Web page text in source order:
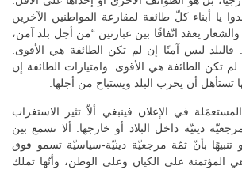
يا أبناء كلّ طائفة لمقارعة المواطنين الآخرين
يعقد اتّفاقًا بين عبارتين “من أجل بلد آمن،
ليس آمنًا إن لم تكن الطائفة هي الأقوى.
لم تكن الطائفة هي الأقوى. وامتيازات الطائفة إن
أن يخرب البلد ويستباح من أجلها.
في الإعلان فينبغي ألاّ تثير الاستغراب
دينيّة داخل البلاد أو خارجها. ألا نسمع بين
أو تنبيهًا بأنّ ثمّة مرجعيّة دينيّة-سياسيّة تسمو فوق
هي المؤتمنة على الكيان وعلى الوطن، وأنّها تملك